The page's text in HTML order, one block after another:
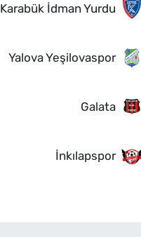
Karabük İdman Yurdu
Yalova Yeşilovaspor
Galata
İnkılapspor